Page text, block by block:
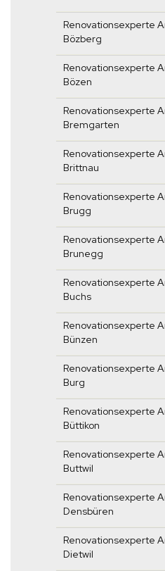
Renovationsexperte
Bözberg
Renovationsexperte
Bözen
Renovationsexperte
Bremgarten
Renovationsexperte
Brittnau
Renovationsexperte
Brugg
Renovationsexperte
Brunegg
Renovationsexperte
Buchs
Renovationsexperte
Bünzen
Renovationsexperte
Burg
Renovationsexperte
Büttikon
Renovationsexperte
Buttwil
Renovationsexperte
Densbüren
Renovationsexperte
Dietwil